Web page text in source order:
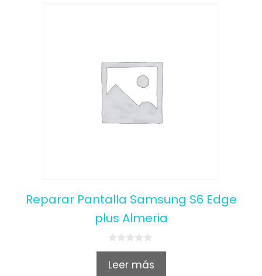
Reparar Pantalla Samsung S6 Edge
plus Almeria
0
u
Leer más